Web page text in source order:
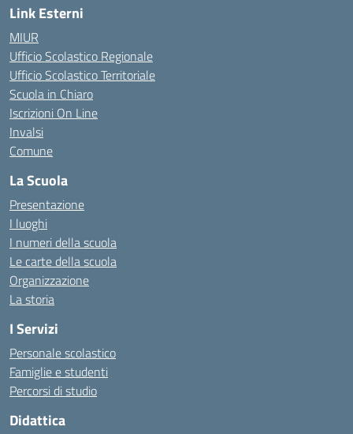
Link Esterni
MIUR
Ufficio Scolastico Regionale
Ufficio Scolastico Territoriale
Scuola in Chiaro
Iscrizioni On Line
Invalsi
Comune
La Scuola
Presentazione
I luoghi
I numeri della scuola
Le carte della scuola
Organizzazione
La storia
I Servizi
Personale scolastico
Famiglie e studenti
Percorsi di studio
Didattica